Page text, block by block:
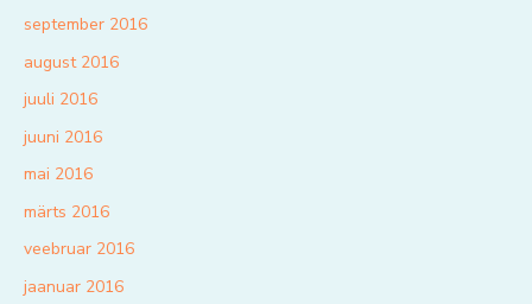
september 2016
august 2016
juuli 2016
juuni 2016
mai 2016
märts 2016
veebruar 2016
jaanuar 2016